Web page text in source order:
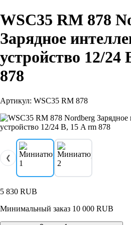
WSC35 RM 878
Зарядное
устройство 12/24
878
Артикул: WSC35 RM 878
❮
5 830 RUB
Минимальный заказ 10 000 RUB